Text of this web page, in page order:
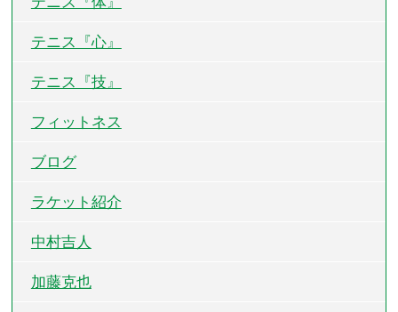
テニス『心』
テニス『技』
フィットネス
ブログ
ラケット紹介
中村吉人
加藤克也